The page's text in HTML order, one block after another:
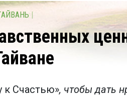
|
к Счастью», чтобы дать